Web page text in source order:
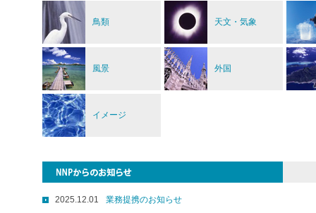
鳥類 天文・気象
風景 外国
イメージ
2025.12.01
業務提携のお知らせ